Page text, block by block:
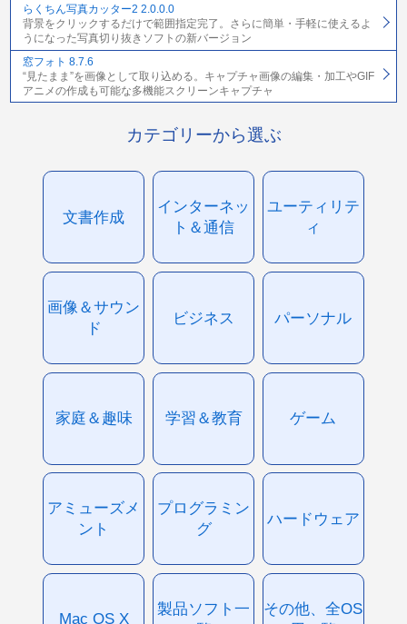
らくちん写真カッター2 2.0.0.0
背景をクリックするだけで範囲指定完了。さらに簡単・手軽に使えるよ
うになった写真切り抜きソフトの新バージョン
窓フォト 8.7.6
“見たまま”を画像として取り込める。キャプチャ画像の編集・加工やGIF
アニメの作成も可能な多機能スクリーンキャプチャ
カテゴリーから選ぶ
文書作成
インターネッ
ト＆通信
ユーティリテ
ィ
画像＆サウン
ド
ビジネス パーソナル
家庭＆趣味 学習＆教育 ゲーム
アミューズメ
ント
プログラミン
グ
ハードウェア
Mac OS X
製品ソフト一
その他、全OS